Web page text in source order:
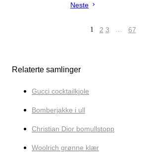
Neste
1 2 3 … 67
Relaterte samlinger
Gucci cocktailkjole
Bomberjakke i ull
Christian Dior bomullstopp
Woolrich grønne klær